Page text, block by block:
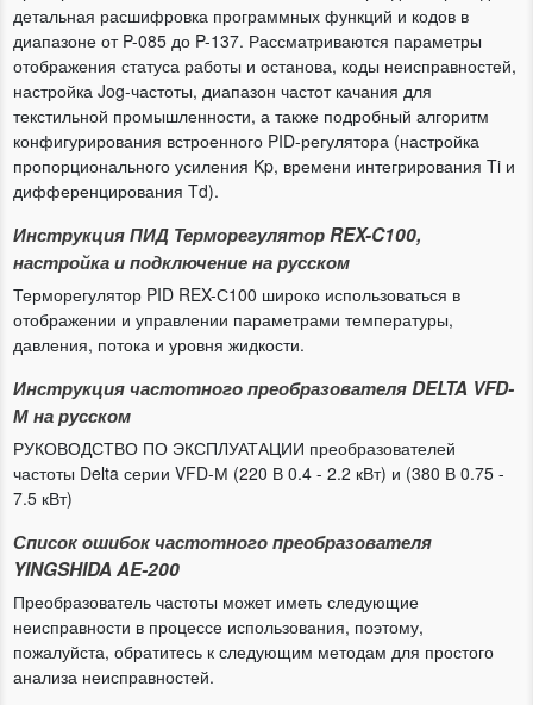
детальная расшифровка программных функций и кодов в
диапазоне от P-085 до P-137. Рассматриваются параметры
отображения статуса работы и останова, коды неисправностей,
настройка Jog-частоты, диапазон частот качания для
текстильной промышленности, а также подробный алгоритм
конфигурирования встроенного PID-регулятора (настройка
пропорционального усиления Kp, времени интегрирования Ti и
дифференцирования Td).
Инструкция ПИД Терморегулятор REX-C100,
настройка и подключение на русском
Терморегулятор PID REX-С100 широко использоваться в
отображении и управлении параметрами температуры,
давления, потока и уровня жидкости.
Инструкция частотного преобразователя DELTA VFD-
М на русском
РУКОВОДСТВО ПО ЭКСПЛУАТАЦИИ преобразователей
частоты Delta серии VFD-М (220 В 0.4 - 2.2 кВт) и (380 В 0.75 -
7.5 кВт)
Список ошибок частотного преобразователя
YINGSHIDA AE-200
Преобразователь частоты может иметь следующие
неисправности в процессе использования, поэтому,
пожалуйста, обратитесь к следующим методам для простого
анализа неисправностей.